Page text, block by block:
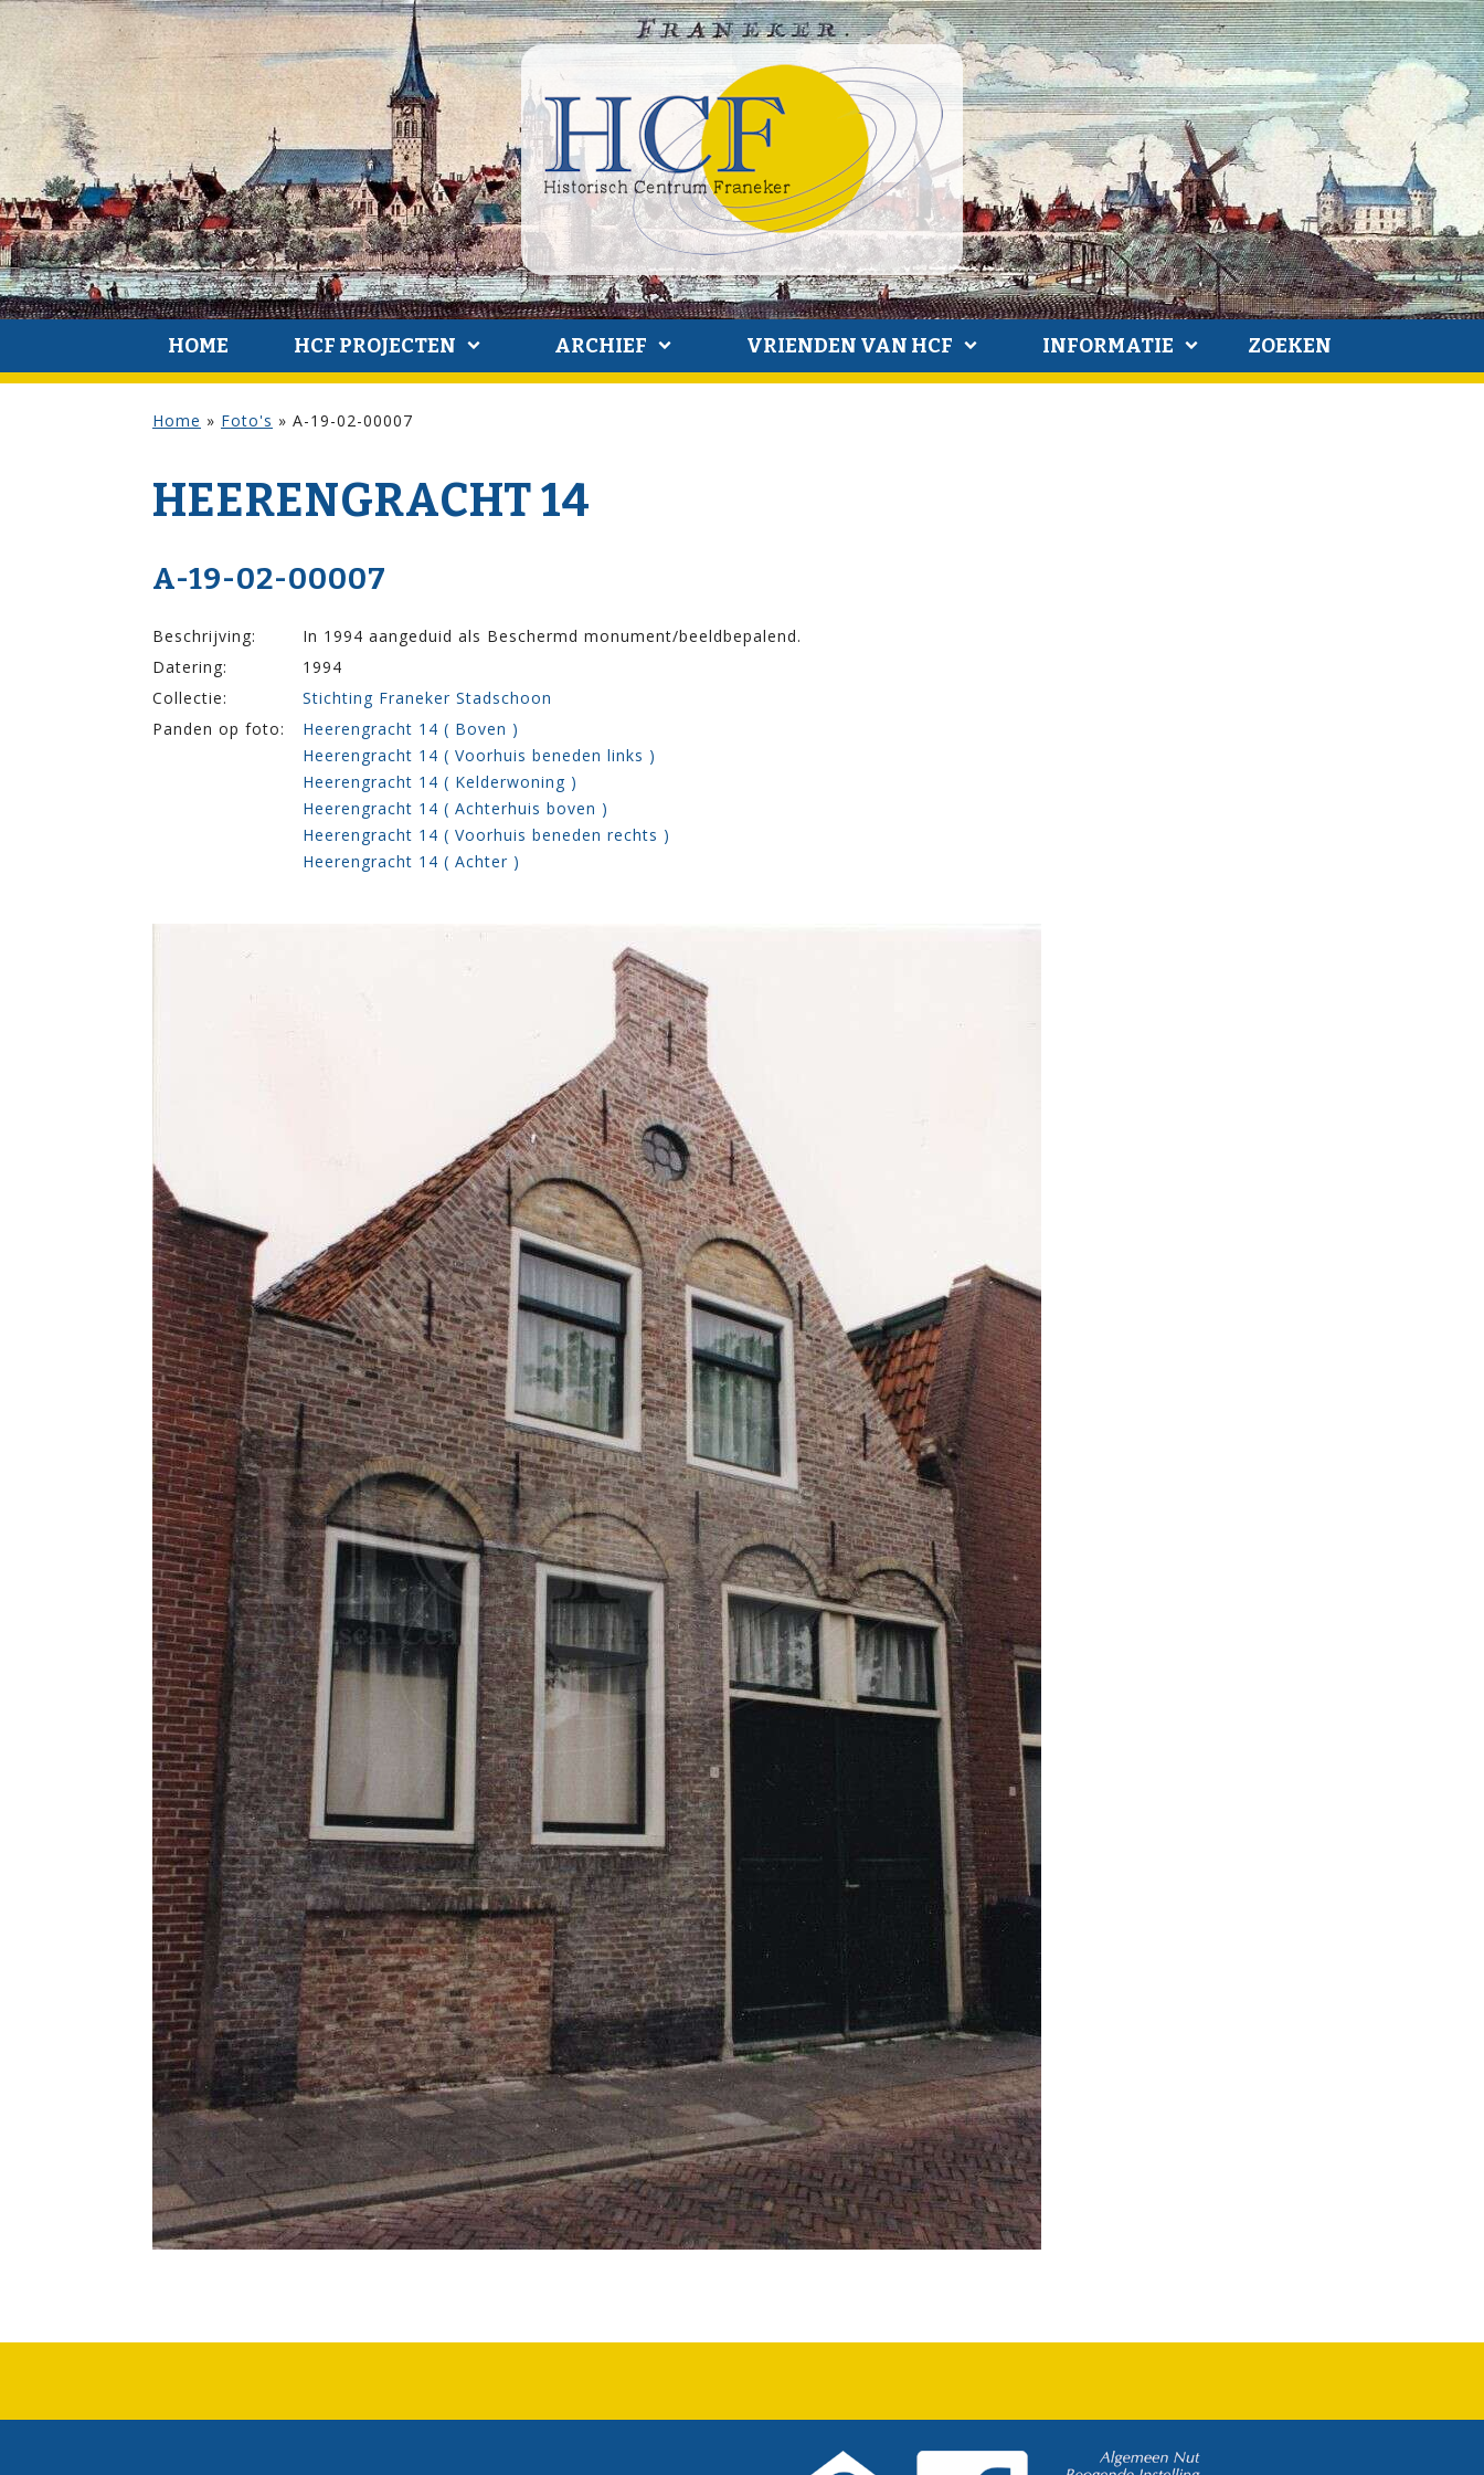
HOME HCF PROJECTEN ARCHIEF VRIENDEN VAN HCF INFORMATIE ZOEKEN
Home » Foto's » A-19-02-00007
HEERENGRACHT 14
A-19-02-00007
Beschrijving:
In 1994 aangeduid als Beschermd monument/beeldbepalend.
Datering:
1994
Collectie:
Stichting Franeker Stadschoon
Panden op foto:
Heerengracht 14 ( Boven )
Heerengracht 14 ( Voorhuis beneden links )
Heerengracht 14 ( Kelderwoning )
Heerengracht 14 ( Achterhuis boven )
Heerengracht 14 ( Voorhuis beneden rechts )
Heerengracht 14 ( Achter )